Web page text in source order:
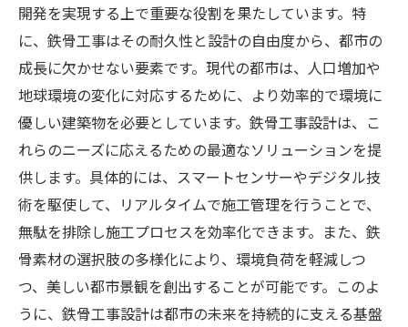
新
美学を意識した鉄骨工事設計の重要性
未来の都市における鉄骨工事の美的価値
機能性と美しさを兼ね備えた鉄骨工事
鉄骨工事におけるデザインと技術の未来
スマートセンサーが変える鉄骨工事の未来
スマートセンサーの導入で変わる施工現場
鉄骨工事におけるセンサー技術の革新
効率化を促進するスマートセンサーの役割
鉄骨工事におけるモニタリング技術の進化
開発を実現する上で重要な役割を果たしています。特
に、鉄骨工事はその耐久性と設計の自由度から、都市の
成長に欠かせない要素です。現代の都市は、人口増加や
地球環境の変化に対応するために、より効率的で環境に
優しい建築物を必要としています。鉄骨工事設計は、こ
れらのニーズに応えるための最適なソリューションを提
供します。具体的には、スマートセンサーやデジタル技
術を駆使して、リアルタイムで施工管理を行うことで、
無駄を排除し施工プロセスを効率化できます。また、鉄
骨素材の選択肢の多様化により、環境負荷を軽減しつ
つ、美しい都市景観を創出することが可能です。このよ
うに、鉄骨工事設計は都市の未来を持続的に支える基盤